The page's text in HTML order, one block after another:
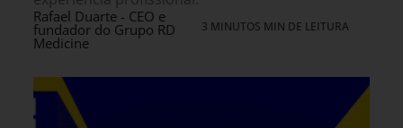
Rafael Duarte - CEO e
fundador do Grupo RD
Medicine
3 MINUTOS MIN DE LEITURA